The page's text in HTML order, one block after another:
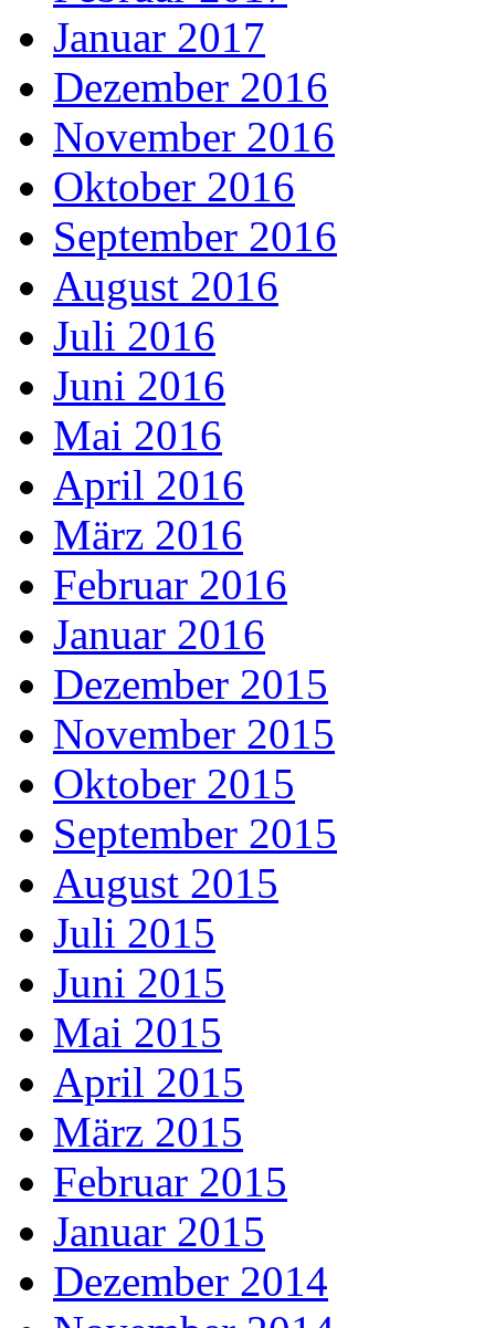
Januar 2017
Dezember 2016
November 2016
Oktober 2016
September 2016
August 2016
Juli 2016
Juni 2016
Mai 2016
April 2016
März 2016
Februar 2016
Januar 2016
Dezember 2015
November 2015
Oktober 2015
September 2015
August 2015
Juli 2015
Juni 2015
Mai 2015
April 2015
März 2015
Februar 2015
Januar 2015
Dezember 2014